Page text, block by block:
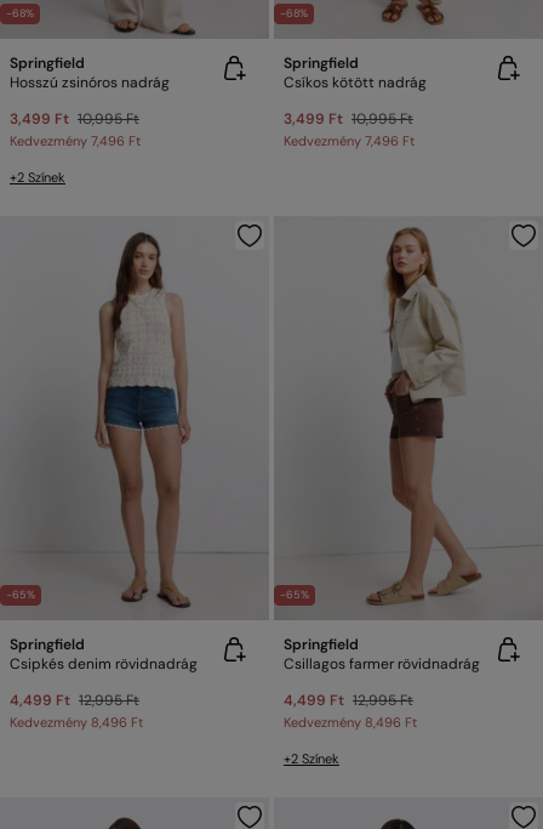
-68%
Springfield
Hosszú zsinóros nadrág
3,499 Ft 10,995 Ft
Kedvezmény 7,496 Ft
+2 Színek
-68%
Springfield
Csíkos kötött nadrág
3,499 Ft 10,995 Ft
Kedvezmény 7,496 Ft
-65%
Springfield
Csipkés denim rövidnadrág
4,499 Ft 12,995 Ft
Kedvezmény 8,496 Ft
-65%
Springfield
Csillagos farmer rövidnadrág
4,499 Ft 12,995 Ft
Kedvezmény 8,496 Ft
+2 Színek